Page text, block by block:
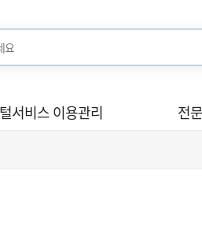
세요
서비스 이용관리 전